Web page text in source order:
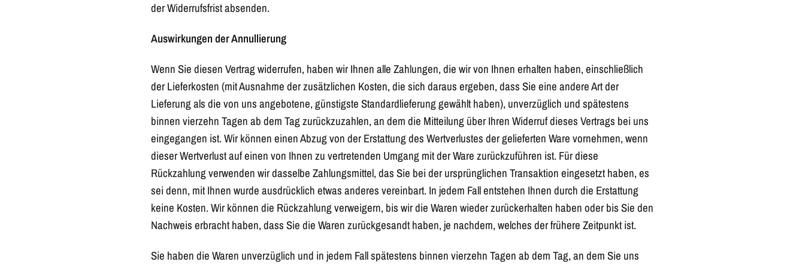
der Widerrufsfrist absenden.
Auswirkungen der Annullierung
Wenn Sie diesen Vertrag widerrufen, haben wir Ihnen alle Zahlungen, die wir von Ihnen erhalten haben, einschließlich
der Lieferkosten (mit Ausnahme der zusätzlichen Kosten, die sich daraus ergeben, dass Sie eine andere Art der
Lieferung als die von uns angebotene, günstigste Standardlieferung gewählt haben), unverzüglich und spätestens
binnen vierzehn Tagen ab dem Tag zurückzuzahlen, an dem die Mitteilung über Ihren Widerruf dieses Vertrags bei uns
eingegangen ist. Wir können einen Abzug von der Erstattung des Wertverlustes der gelieferten Ware vornehmen, wenn
dieser Wertverlust auf einen von Ihnen zu vertretenden Umgang mit der Ware zurückzuführen ist. Für diese
Rückzahlung verwenden wir dasselbe Zahlungsmittel, das Sie bei der ursprünglichen Transaktion eingesetzt haben, es
sei denn, mit Ihnen wurde ausdrücklich etwas anderes vereinbart. In jedem Fall entstehen Ihnen durch die Erstattung
keine Kosten. Wir können die Rückzahlung verweigern, bis wir die Waren wieder zurückerhalten haben oder bis Sie den
Nachweis erbracht haben, dass Sie die Waren zurückgesandt haben, je nachdem, welches der frühere Zeitpunkt ist.
Sie haben die Waren unverzüglich und in jedem Fall spätestens binnen vierzehn Tagen ab dem Tag, an dem Sie uns